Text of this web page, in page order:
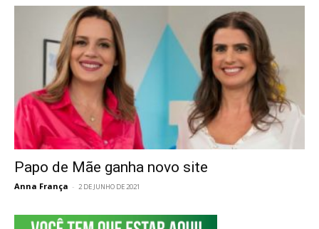
Papo de Mãe ganha novo site
Anna França - 2 DE JUNHO DE 2021